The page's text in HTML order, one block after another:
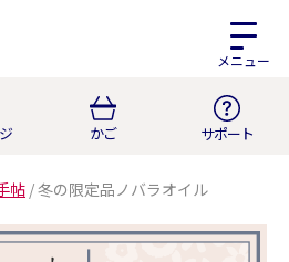
メニュー
かご サポート
帖 /冬の限定品ノバラオイル